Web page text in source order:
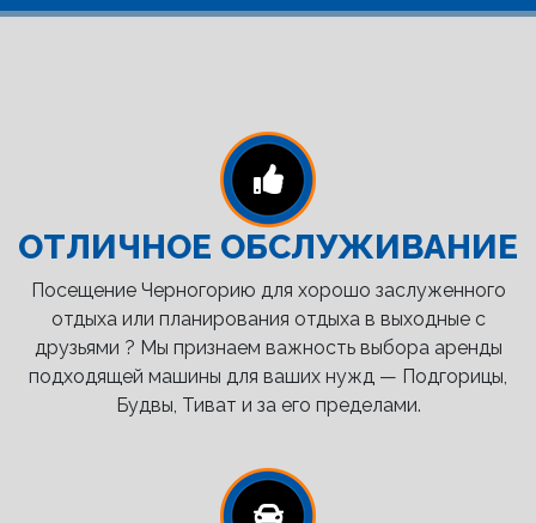
ОТЛИЧНОЕ ОБСЛУЖИВАНИЕ
Посещение Черногорию для хорошо заслуженного
отдыха или планирования отдыха в выходные с
друзьями ? Мы признаем важность выбора аренды
подходящей машины для ваших нужд — Подгорицы,
Будвы, Тиват и за его пределами.